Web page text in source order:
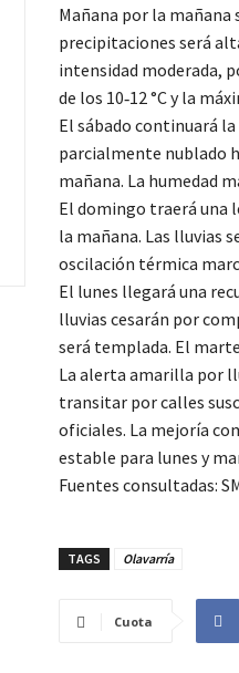
Mañana por la mañana
precipitaciones será
intensidad moderada,
de los 10‑12 °C y la
El sábado continuará
parcialmente nublado
mañana. La humedad
El domingo traerá una
la mañana. Las lluvias
oscilación térmica
El lunes llegará una
lluvias cesarán por
será templada. El
La alerta amarilla por
transitar por calles
oficiales. La mejoría
estable para lunes y
Fuentes consultadas:
TAGS Olavarría
Cuota